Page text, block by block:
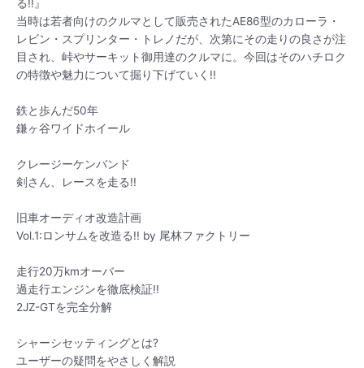
る!!』
当時は若者向けのクルマとして販売されたAE86型のカローラ・
レビン・スプリンター・トレノだが、次第にその走りの良さが注
目され、峠やサーキット御用達のクルマに。今回はそのハチロク
の特徴や魅力について掘り下げていく!!
鉄と歩んだ50年
鎌ヶ谷ワイドホイール
クレージーケンバンド
剣さん、レースを走る!!
旧車オーディオ改造計画
Vol.1:ロンサムを改造る!! by 尾林ファクトリー
走行20万kmオーバー
過走行エンジンを徹底検証!!
2JZ-GTを完全分解
シャーシセッティングとは?
ユーザーの疑問をやさしく解説